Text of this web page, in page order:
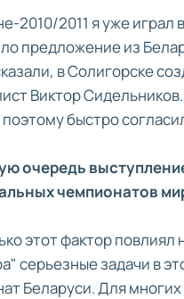
2010/2011 я уже
предложение из
в Солигорске
Виктор
быстро
очередь
чемпионатов
этот фактор
серьезные задачи в
Беларуси. Для